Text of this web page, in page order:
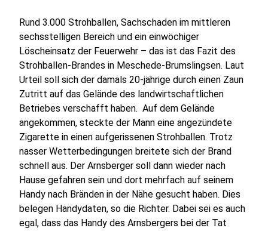
Rund 3.000 Strohballen, Sachschaden im mittleren
sechsstelligen Bereich und ein einwöchiger
Löscheinsatz der Feuerwehr – das ist das Fazit des
Strohballen-Brandes in Meschede-Brumslingsen. Laut
Urteil soll sich der damals 20‑jährige durch einen Zaun
Zutritt auf das Gelände des landwirtschaftlichen
Betriebes verschafft haben. Auf dem Gelände
angekommen, steckte der Mann eine angezündete
Zigarette in einen aufgerissenen Strohballen. Trotz
nasser Wetterbedingungen breitete sich der Brand
schnell aus. Der Arnsberger soll dann wieder nach
Hause gefahren sein und dort mehrfach auf seinem
Handy nach Bränden in der Nähe gesucht haben. Dies
belegen Handydaten, so die Richter. Dabei sei es auch
egal, dass das Handy des Arnsbergers bei der Tat